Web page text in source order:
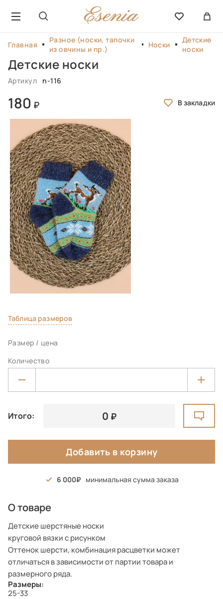
Главная
Разное (носки, тапочки
из овчины и пр.)
Носки
Детские
носки
Детские носки
Артикул n-116
180
Таблица размеров
Размер / цена
Количество
Итого: 0
Добавить в корзину
6 000 минимальная сумма заказа
О товаре
Детские шерстяные носки
круговой вязки с рисунком
Оттенок шерсти, комбинация расцветки может
отличаться в зависимости от партии товара и
размерного ряда.
Размеры:
25-33